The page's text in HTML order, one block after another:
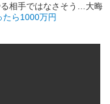
相手ではなさそう…大晦
ら1000万円